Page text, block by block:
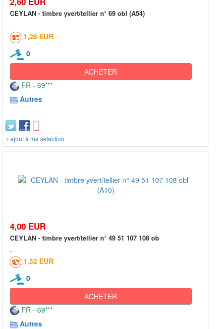
CEYLAN - timbre yvert/tellier n° 69 obl (A54)
1,28 EUR
0
ACHETER
FR - 69***
Autres
+ ajout à ma sélection
4,00 EUR
CEYLAN - timbre yvert/tellier n° 49 51 107 108 ob
1,52 EUR
0
ACHETER
FR - 69***
Autres